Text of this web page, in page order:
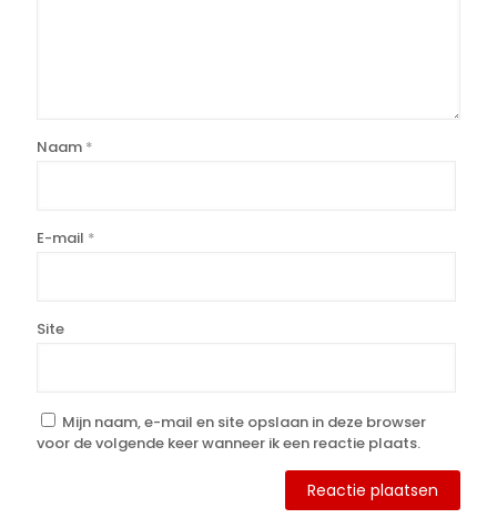
Naam *
E-mail *
Site
Mijn naam, e-mail en site opslaan in deze browser
voor de volgende keer wanneer ik een reactie plaats.